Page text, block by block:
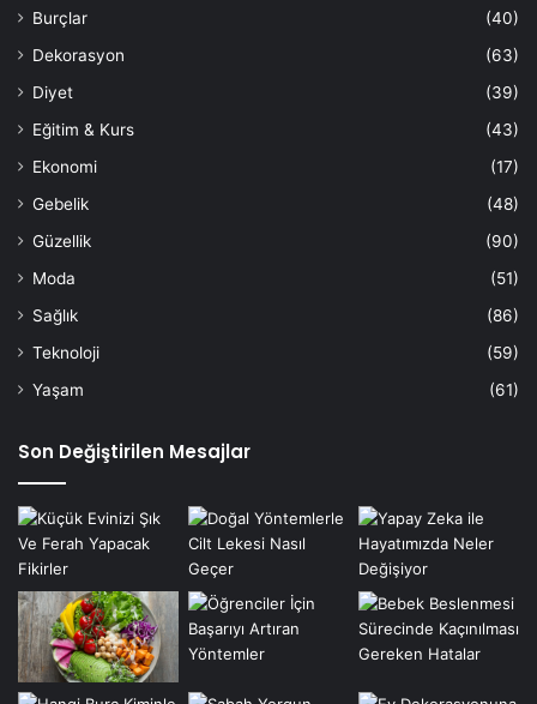
Burçlar
(40)
Dekorasyon
(63)
Diyet
(39)
Eğitim & Kurs
(43)
Ekonomi
(17)
Gebelik
(48)
Güzellik
(90)
Moda
(51)
Sağlık
(86)
Teknoloji
(59)
Yaşam
(61)
Son Değiştirilen Mesajlar